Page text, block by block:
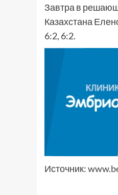
Завтра в
Казахстана
6:2, 6:2.
Источник: